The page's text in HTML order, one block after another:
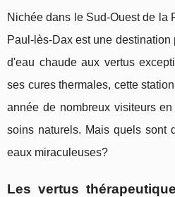
Nichée dans le Sud-Ouest de la
Paul-lès-Dax est une
d'eau chaude aux vertus
ses cures thermales, cette
année de nombreux visiteurs
soins naturels. Mais quels sont
eaux miraculeuses?
Les vertus